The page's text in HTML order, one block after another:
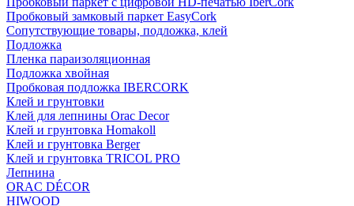
Пробковый замковый паркет EasyCork
Сопутствующие товары, подложка, клей
Подложка
Пленка параизоляционная
Подложка хвойная
Пробковая подложка IBERCORK
Клей и грунтовки
Клей для лепнины Orac Decor
Клей и грунтовка Homakoll
Клей и грунтовка Berger
Клей и грунтовка TRICOL PRO
Лепнина
ORAC DÉCOR
HIWOOD